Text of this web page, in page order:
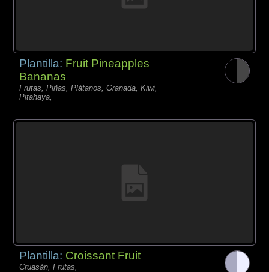
Plantilla: Fruit Pineapples
Bananas
Frutas, Piñas, Plátanos, Granada, Kiwi,
Pitahaya,
Plantilla: Croissant Fruit
Cruasán, Frutas,